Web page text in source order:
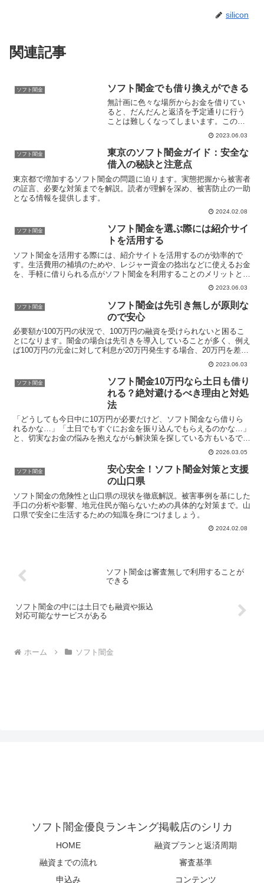
silicon
関連記事
ソフト闇金 ソフト闇金でも借り換えができる
無計画に色々な場所からお金を借りてい
ると、だんだんと返済を予定通りに行う
ことは難しくなってしまいます。このよ
うな時に便利に利用できるものとして、
おまとめローンが挙げられます。現在よ
りも低金利で借り換えをすることができ
れば、お得に感じることで...
2023.06.03
ソフト闇金
東京のソフト闇金ガイド：安全な
借入の秘訣と注意点
東京都で増加するソフト闇金の問題に迫ります。実態把握から被害者
の証言、必要な対策までを解説。読者が理解を深め、被害防止の一助
となる情報を提供します。
2024.02.08
ソフト闇金
ソフト闇金を選ぶ際には紹介サイ
トを活用する
ソフト闇金を活用する際には、紹介サイトを活用するのが効率的で
す。生活費用の補填のためや、レジャー資金の捻出などに使えるお金
を、手軽に借りられる点がソフト闇金を利用することのメリットとな
ります。金融業者で提供される商品には、自由な用途で使える...2023.06.03
ソフト闇金
ソフト闇金は先引き無しが原則な
ので安心
必要額が100万円の状況で、100万円の融資を受けられないと困るこ
とになります。闇金の場合は先引きを導入していることが多く、例え
ば100万円の元金に対して利息が20万円発生する場合、20万円を差し
2023.06.03
ソフト闇金
ソフト闇金10万円なら土日も借り
れる？絶対避けるべき理由と対処
法
「どうしても今日中に10万円が必要だけど、ソフト闇金なら借りら
れるかな…」「土日でもすぐにお金を振り込んでもらえるのかな…」
と、切実なお金の悩みを抱えながら解決策を探している方もいるでし
ょう。しかし、どんなに急いでお金を用意しなければならな...2026.03.05
ソフト闇金
安心安全！ソフト闇金対策と支援
の山口県
ソフト闇金の危険性と山口県の現状を徹底解説。被害事例を基にした
手口の分析や影響、地元住民が陥らないための具体的な対策まで。山
口県で安全に生活するための知識を身につけましょう。
2024.02.08
ソフト闇金は審査無しで利用することが
できる
ソフト闇金の中には土日でも融資や振込
対応可能なサービスがある
ホーム ソフト闇金
ソフト闇金優良ランキング掲載店のシリカ
HOME
融資プランと返済周期
融資までの流れ
審査基準
申込み
コンテンツ